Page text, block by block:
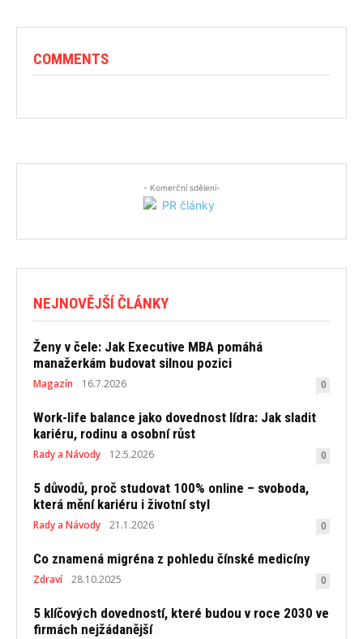
COMMENTS
- Komerční sdělení-
NEJNOVĚJŠÍ ČLÁNKY
Ženy v čele: Jak Executive MBA pomáhá
manažerkám budovat silnou pozici
Magazín 16.7.2026 0
Work-life balance jako dovednost lídra: Jak sladit
kariéru, rodinu a osobní růst
Rady a Návody 12.5.2026 0
5 důvodů, proč studovat 100% online – svoboda,
která mění kariéru i životní styl
Rady a Návody 21.1.2026 0
Co znamená migréna z pohledu čínské medicíny
Zdraví 28.10.2025 0
5 klíčových dovedností, které budou v roce 2030 ve
firmách nejžádanější